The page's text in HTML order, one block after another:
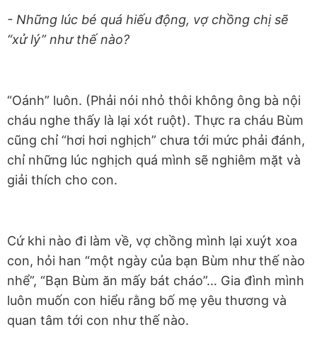
- Những lúc bé quá hiếu động, vợ chồng chị sẽ
“xử lý” như thế nào?
“Oánh” luôn. (Phải nói nhỏ thôi không ông bà nội
cháu nghe thấy là lại xót ruột). Thực ra cháu Bùm
cũng chỉ “hơi hơi nghịch” chưa tới mức phải đánh,
chỉ những lúc nghịch quá mình sẽ nghiêm mặt và
giải thích cho con.
Cứ khi nào đi làm về, vợ chồng mình lại xuýt xoa
con, hỏi han “một ngày của bạn Bùm như thế nào
nhể”, “Bạn Bùm ăn mấy bát cháo”… Gia đình mình
luôn muốn con hiểu rằng bố mẹ yêu thương và
quan tâm tới con như thế nào.